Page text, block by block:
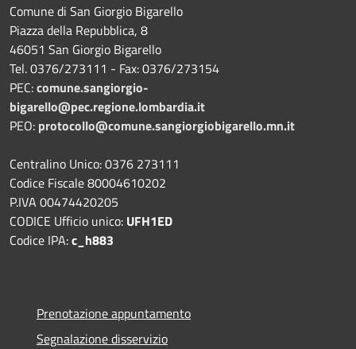
Comune di San Giorgio Bigarello
Piazza della Repubblica, 8
46051 San Giorgio Bigarello
Tel. 0376/273111 - Fax: 0376/273154
PEC:comune.sangiorgio-
bigarello@pec.regione.lombardia.it
PEO: protocollo@comune.sangiorgiobigarello.mn.it
Centralino Unico: 0376 273111
Codice Fiscale 80004610202
P.IVA 00474420205
CODICE Ufficio unico: UFH1ED
Codice IPA:c_h883
Prenotazione appuntamento
Segnalazione disservizio